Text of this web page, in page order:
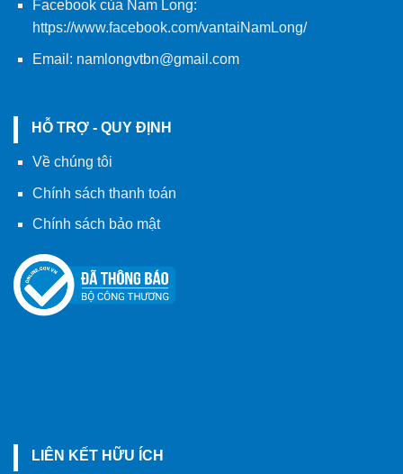
Facebook của Nam Long:
https://www.facebook.com/vantaiNamLong/
Email: namlongvtbn@gmail.com
HỖ TRỢ - QUY ĐỊNH
Về chúng tôi
Chính sách thanh toán
Chính sách bảo mật
LIÊN KẾT HỮU ÍCH